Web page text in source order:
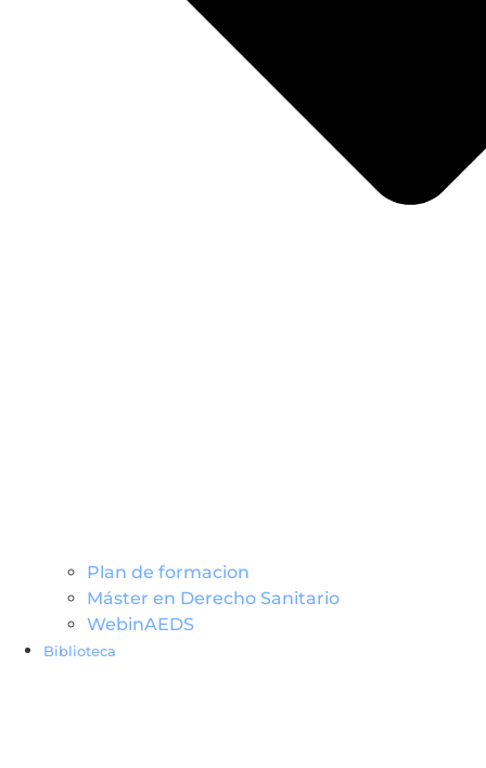
Plan de formacion
Máster en Derecho Sanitario
WebinAEDS
Biblioteca